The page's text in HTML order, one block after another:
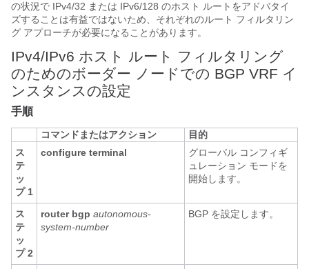
の状況で IPv4/32 または IPv6/128 のホスト ルートをアドバタイ
ズすることは有益ではないため、それぞれのルート フィルタリン
グ アプローチが必要になることがあります。
IPv4/IPv6 ホスト ルート フィルタリング
のためのボーダー ノードでの BGP VRF イ
ンスタンスの設定
手順
コマンドまたはアクション
目的
ス
テ
ッ
プ 1
configure terminal
グローバル コンフィギ
ュレーション モードを
開始します。
ス
テ
ッ
プ 2
router bgp autonomous-
system-number
BGP を設定します。